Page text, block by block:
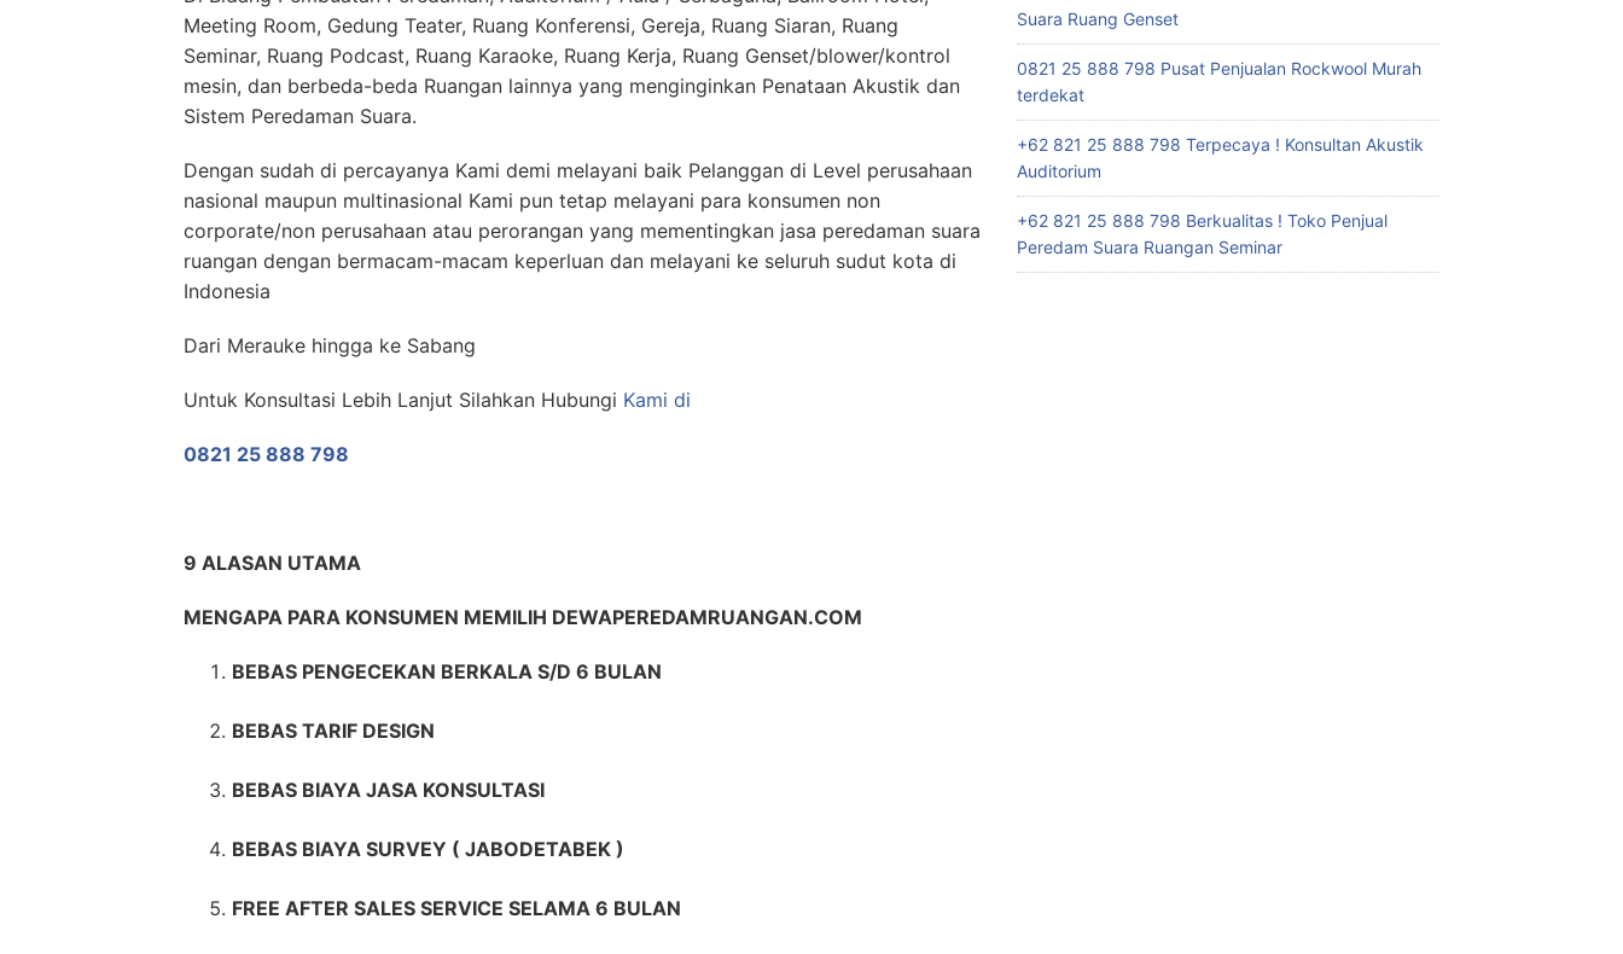
Meeting Room, Gedung Teater, Ruang Konferensi, Gereja, Ruang Siaran, Ruang
Seminar, Ruang Podcast, Ruang Karaoke, Ruang Kerja, Ruang Genset/blower/kontrol
mesin, dan berbeda-beda Ruangan lainnya yang menginginkan Penataan Akustik dan
Sistem Peredaman Suara.
Dengan sudah di percayanya Kami demi melayani baik Pelanggan di Level perusahaan
nasional maupun multinasional Kami pun tetap melayani para konsumen non
corporate/non perusahaan atau perorangan yang mementingkan jasa peredaman suara
ruangan dengan bermacam-macam keperluan dan melayani ke seluruh sudut kota di
Indonesia
Dari Merauke hingga ke Sabang
Untuk Konsultasi Lebih Lanjut Silahkan Hubungi Kami di
0821 25 888 798
9 ALASAN UTAMA
MENGAPA PARA KONSUMEN MEMILIH DEWAPEREDAMRUANGAN.COM
BEBAS PENGECEKAN BERKALA S/D 6 BULAN
BEBAS TARIF DESIGN
BEBAS BIAYA JASA KONSULTASI
BEBAS BIAYA SURVEY ( JABODETABEK )
FREE AFTER SALES SERVICE SELAMA 6 BULAN
Suara Ruang Genset
0821 25 888 798 Pusat Penjualan Rockwool Murah
terdekat
+62 821 25 888 798 Terpecaya ! Konsultan Akustik
Auditorium
+62 821 25 888 798 Berkualitas ! Toko Penjual
Peredam Suara Ruangan Seminar